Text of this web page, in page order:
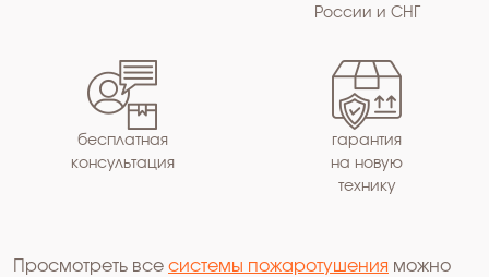
России и СНГ
бесплатная
консультация
гарантия
на новую
технику
Просмотреть все системы пожаротушения можно